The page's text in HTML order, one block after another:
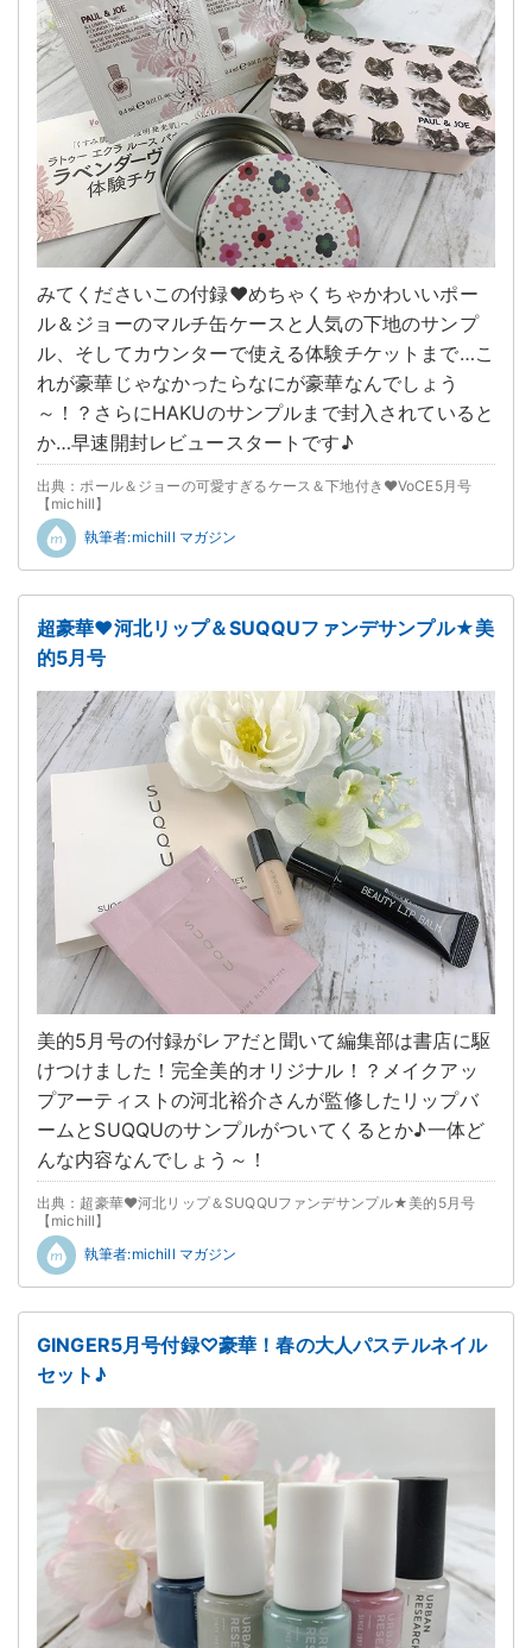
みてくださいこの付録♥めちゃくちゃかわいいポー
ル＆ジョーのマルチ缶ケースと人気の下地のサンプ
ル、そしてカウンターで使える体験チケットまで…こ
れが豪華じゃなかったらなにが豪華なんでしょう
～！？さらにHAKUのサンプルまで封入されていると
か…早速開封レビュースタートです♪
出典：ポール＆ジョーの可愛すぎるケース＆下地付き♥VoCE5月号
【michill】
執筆者:michill マガジン
超豪華♥河北リップ＆SUQQUファンデサンプル★美
的5月号
美的5月号の付録がレアだと聞いて編集部は書店に駆
けつけました！完全美的オリジナル！？メイクアッ
プアーティストの河北裕介さんが監修したリップバ
ームとSUQQUのサンプルがついてくるとか♪一体ど
んな内容なんでしょう～！
出典：超豪華♥河北リップ＆SUQQUファンデサンプル★美的5月号
【michill】
執筆者:michill マガジン
GINGER5月号付録♡豪華！春の大人パステルネイル
セット♪